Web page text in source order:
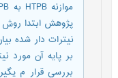
پژوهش ابتدا روش
نیترات دار شده
بررسي قرار م